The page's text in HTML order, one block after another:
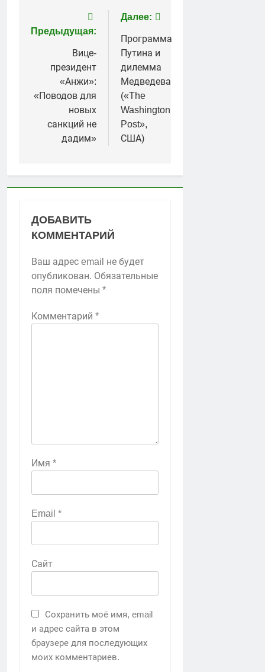
Навигация
по
записям
Предыдущая:
Вице-
президент
«Анжи»:
«Поводов для
новых
санкций не
дадим»
Далее:
Программа
Путина и
дилемма
Медведева
(«The
Washington
Post»,
США)
ДОБАВИТЬ
КОММЕНТАРИЙ
Ваш адрес email не будет
опубликован. Обязательные
поля помечены *
Комментарий *
Имя *
Email *
Сайт
Сохранить моё имя, email
и адрес сайта в этом
браузере для последующих
моих комментариев.